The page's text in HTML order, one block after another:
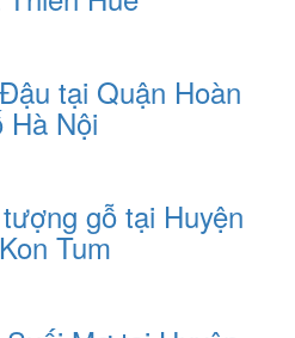
tại Quận Hoàn
Hà Nội
gỗ tại Huyện
Tum